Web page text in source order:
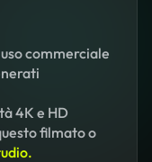
commerciale
4K e HD
filmato o